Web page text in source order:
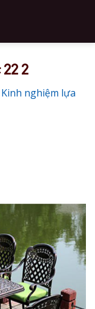
2
Kinh nghiệm lựa